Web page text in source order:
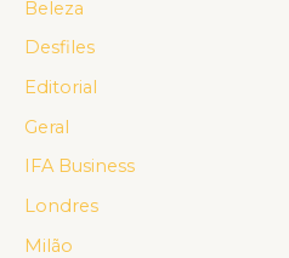
Beleza
Desfiles
Editorial
Geral
IFA Business
Londres
Milão